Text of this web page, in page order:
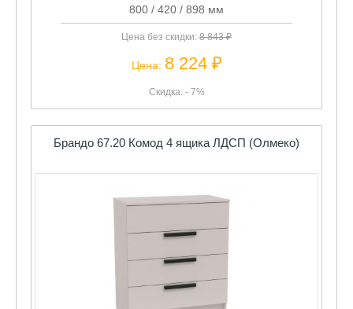
800 / 420 / 898 мм
Цена без скидки: 8 843 ₽
Цена: 8 224 ₽
Скидка: - 7%
Брандо 67.20 Комод 4 ящика ЛДСП (Олмеко)